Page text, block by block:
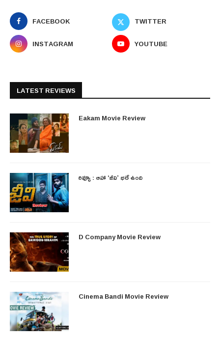
FACEBOOK
TWITTER
INSTAGRAM
YOUTUBE
LATEST REVIEWS
Eakam Movie Review
రివ్యూ : ఆహా ‘జీవి’ భలే ఉంది
D Company Movie Review
Cinema Bandi Movie Review